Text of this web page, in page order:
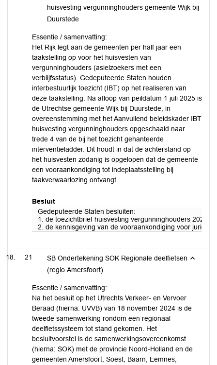
huisvesting vergunninghouders gemeente Wijk bij
Duurstede
Essentie / samenvatting:
Het Rijk legt aan de gemeenten per half jaar een
taakstelling op voor het huisvesten van
vergunninghouders (asielzoekers met een
verblijfsstatus). Gedeputeerde Staten houden
interbestuurlijk toezicht (IBT) op het realiseren van
deze taakstelling. Na afloop van peildatum 1 juli 2025 is
de Utrechtse gemeente Wijk bij Duurstede, in
overeenstemming met het Aanvullend beleidskader IBT
huisvesting vergunninghouders opgeschaald naar
trede 4 van de bij het toezicht gehanteerde
interventieladder. Dit houdt in dat de achterstand op
het huisvesten zodanig is opgelopen dat de gemeente
een vooraankondiging tot indeplaatsstelling bij
taakverwaarlozing ontvangt.
Besluit
Gedeputeerde Staten besluiten:
1. de toezichtbrief huisvesting vergunninghouders 2025-
2. de kennisgeving van de vooraankondiging voor
21
SB Ondertekening SOK Regionale deelfietsen
(regio Amersfoort)
Essentie / samenvatting:
Na het besluit op het Utrechts Verkeer- en Vervoer
Beraad (hierna: UVVB) van 18 november 2024 is de
tweede samenwerking rondom een regionaal
deelfietssysteem tot stand gekomen. Het
besluitvoorstel is de samenwerkingsovereenkomst
(hierna: SOK) met de provincie Noord-Holland en de
gemeenten Amersfoort, Soest, Baarn, Eemnes,